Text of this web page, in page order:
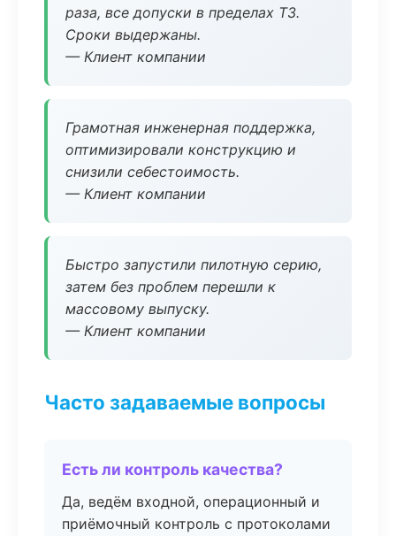
раза, все допуски в пределах ТЗ.
Сроки выдержаны.
— Клиент компании
Грамотная инженерная поддержка,
оптимизировали конструкцию и
снизили себестоимость.
— Клиент компании
Быстро запустили пилотную серию,
затем без проблем перешли к
массовому выпуску.
— Клиент компании
Часто задаваемые вопросы
Есть ли контроль качества?
Да, ведём входной, операционный и
приёмочный контроль с протоколами